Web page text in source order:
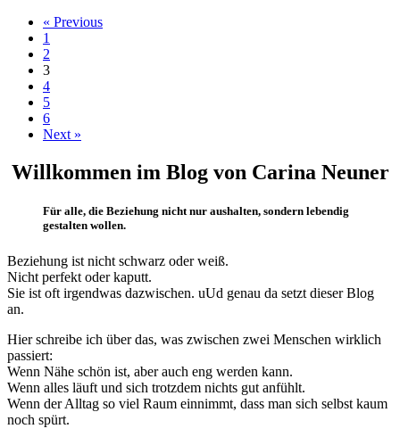
« Previous
1
2
3
4
5
6
Next »
Willkommen im Blog von Carina Neuner
Für alle, die Beziehung nicht nur aushalten, sondern lebendig
gestalten wollen.
Beziehung ist nicht schwarz oder weiß.
Nicht perfekt oder kaputt.
Sie ist oft irgendwas dazwischen. uUd genau da setzt dieser Blog
an.
Hier schreibe ich über das, was zwischen zwei Menschen wirklich
passiert:
Wenn Nähe schön ist, aber auch eng werden kann.
Wenn alles läuft und sich trotzdem nichts gut anfühlt.
Wenn der Alltag so viel Raum einnimmt, dass man sich selbst kaum
noch spürt.